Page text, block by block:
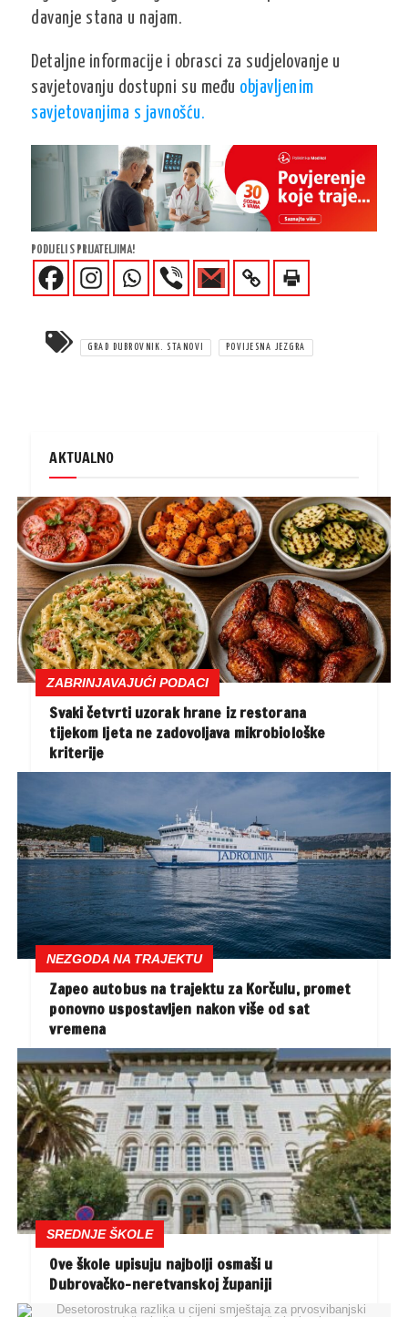
davanje stana u najam.
Detaljne informacije i obrasci za sudjelovanje u
savjetovanju dostupni su među objavljenim
savjetovanjima s javnošću.
PODIJELI S PRIJATELJIMA!
GRAD DUBROVNIK. STANOVI POVIJESNA JEZGRA
AKTUALNO
ZABRINJAVAJUĆI PODACI
Svaki četvrti uzorak hrane iz restorana
tijekom ljeta ne zadovoljava mikrobiološke
kriterije
NEZGODA NA TRAJEKTU
Zapeo autobus na trajektu za Korčulu, promet
ponovno uspostavljen nakon više od sat
vremena
SREDNJE ŠKOLE
Ove škole upisuju najbolji osmaši u
Dubrovačko-neretvanskoj županiji